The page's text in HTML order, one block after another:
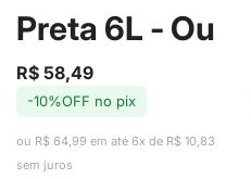
Preta 6L - Ou
Preço
de
R$ 58,49
Preço
regular
-10%OFF no pix
ou R$ 64,99 em até 6x de R$ 10,83
sem juros